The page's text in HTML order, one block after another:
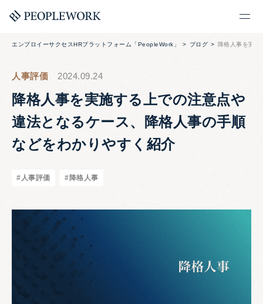
エンプロイーサクセスHRプラットフォーム「PeopleWork」 ブログ 降格人事を実
人事評価 2024.09.24
降格人事を実施する上での注意点や
違法となるケース、降格人事の手順
などをわかりやすく紹介
#人事評価 #降格人事